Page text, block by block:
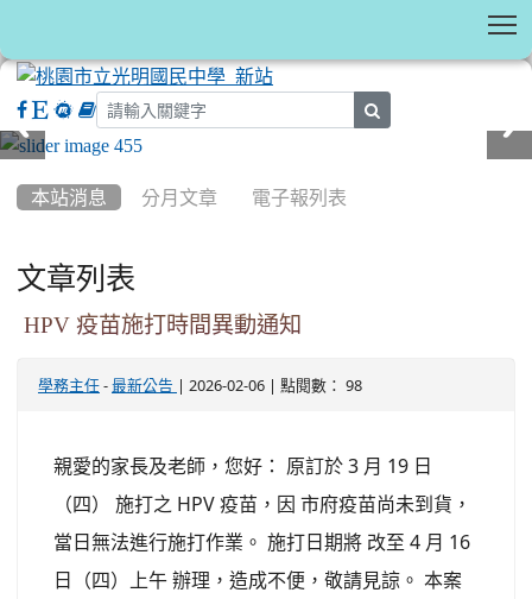
本站消息 分月文章 電子報列表
文章列表
HPV 疫苗施打時間異動通知
學務主任 - 最新公告 | 2026-02-06 | 點閱數： 98
親愛的家長及老師，您好： 原訂於 3 月 19 日
（四） 施打之 HPV 疫苗，因 市府疫苗尚未到貨，
當日無法進行施打作業。 施打日期將 改至 4 月 16
日（四）上午 辦理，造成不便，敬請見諒。 本案